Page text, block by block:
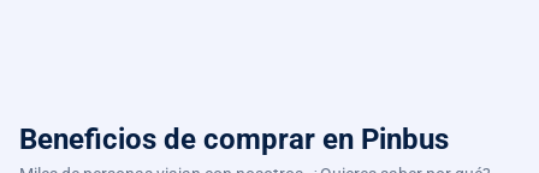
Beneficios de comprar en Pinbus